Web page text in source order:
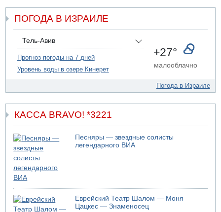
07.08.2026 19:14
Скончался водитель, врезавшийся в стену в
Иерусалиме
07.08.2026 17:57
Подозреваемый в домогательствах в хостеле - Гильбоа
Дахан
07.08.2026 17:55
коррупционных отношениях с Йоавом Элиаси
ПОГОДА В ИЗРАИЛЕ
Тель-Авив
Прогноз погоды на 7 дней
Уровень воды в озере Кинерет
+27°
малооблачно
Погода в Израиле
КАССА BRAVO! *3221
Песняры — звездные солисты
легендарного ВИА
Еврейский Театр Шалом — Моня
Цацкес — Знаменосец